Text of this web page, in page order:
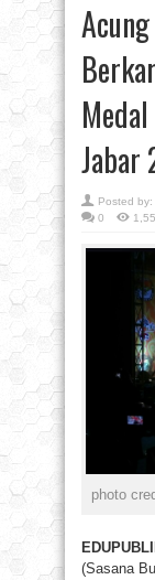
Jabar
Posted by:
0
photo
(Sasana